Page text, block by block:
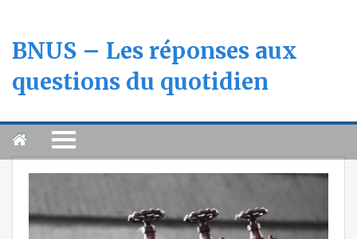
BNUS – Les réponses aux
questions du quotidien